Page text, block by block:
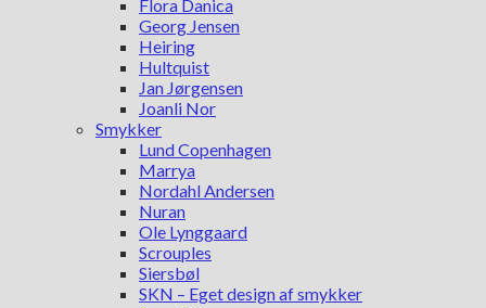
Flora Danica
Georg Jensen
Heiring
Hultquist
Jan Jørgensen
Joanli Nor
Smykker
Lund Copenhagen
Marrya
Nordahl Andersen
Nuran
Ole Lynggaard
Scrouples
Siersbøl
SKN – Eget design af smykker